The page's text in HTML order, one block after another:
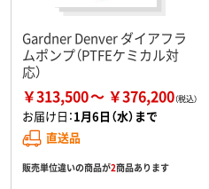
Gardner Denver ダイアフラ
ムポンプ（PTFEケミカル対
応）
￥313,500 ￥376,200
お届け日：1月6日（水）まで
直送品
販売単位違いの商品が2商品あります